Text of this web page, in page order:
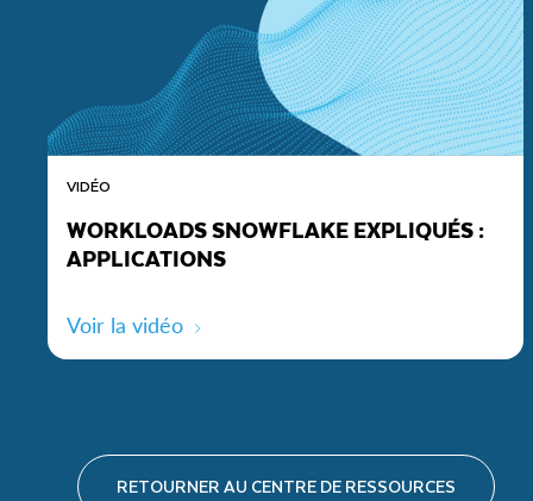
VIDÉO
WORKLOADS SNOWFLAKE EXPLIQUÉS :
APPLICATIONS
Voir la vidéo
RETOURNER AU CENTRE DE RESSOURCES